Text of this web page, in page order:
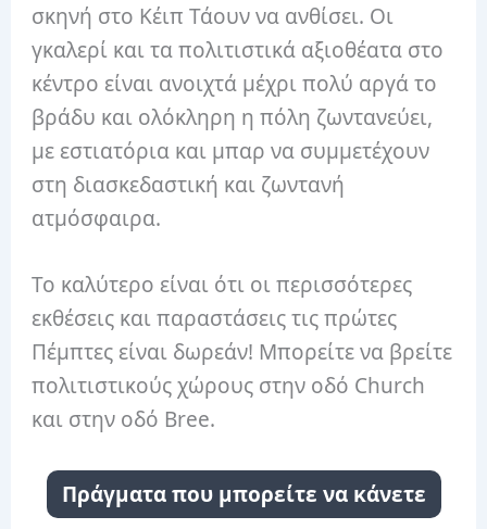
σκηνή στο Κέιπ Τάουν να ανθίσει. Οι
γκαλερί και τα πολιτιστικά αξιοθέατα στο
κέντρο είναι ανοιχτά μέχρι πολύ αργά το
βράδυ και ολόκληρη η πόλη ζωντανεύει,
με εστιατόρια και μπαρ να συμμετέχουν
στη διασκεδαστική και ζωντανή
ατμόσφαιρα.
Το καλύτερο είναι ότι οι περισσότερες
εκθέσεις και παραστάσεις τις πρώτες
Πέμπτες είναι δωρεάν! Μπορείτε να βρείτε
πολιτιστικούς χώρους στην οδό Church
και στην οδό Bree.
Πράγματα που μπορείτε να κάνετε